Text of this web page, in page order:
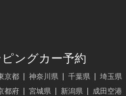
ングカー予約
京都 神奈川県 千葉県 埼玉県
都府 宮城県 新潟県 成田空港